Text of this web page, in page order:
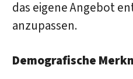
das eigene Angebot
anzupassen.
Demografische